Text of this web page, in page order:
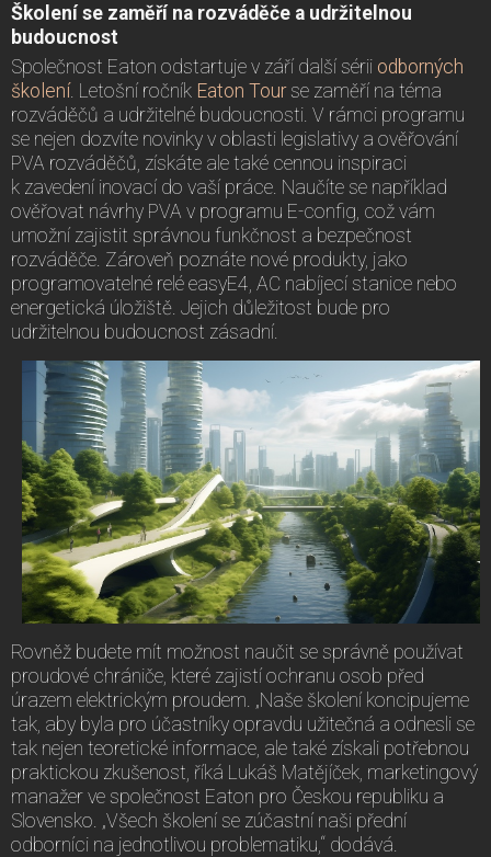
Školení se zaměří na rozváděče a udržitelnou
budoucnost
Společnost Eaton odstartuje v září další sérii odborných
školení. Letošní ročník Eaton Tourse zaměří na téma
rozváděčů a udržitelné budoucnosti. V rámci programu
se nejen dozvíte novinky v oblasti legislativy a ověřování
PVA rozváděčů, získáte ale také cennou inspiraci
k zavedení inovací do vaší práce. Naučíte se například
ověřovat návrhy PVA v programu E-config, což vám
umožní zajistit správnou funkčnost a bezpečnost
rozváděče. Zároveň poznáte nové produkty, jako
programovatelné relé easyE4, AC nabíjecí stanice nebo
energetická úložiště. Jejich důležitost bude pro
udržitelnou budoucnost zásadní.
Rovněž budete mít možnost naučit se správně používat
proudové chrániče, které zajistí ochranu osob před
úrazem elektrickým proudem. „Naše školení koncipujeme
tak, aby byla pro účastníky opravdu užitečná a odnesli se
tak nejen teoretické informace, ale také získali potřebnou
praktickou zkušenost, říká Lukáš Matějíček, marketingový
manažer ve společnost Eaton pro Českou republiku a
Slovensko. „Všech školení se zúčastní naši přední
odborníci na jednotlivou problematiku,“ dodává.